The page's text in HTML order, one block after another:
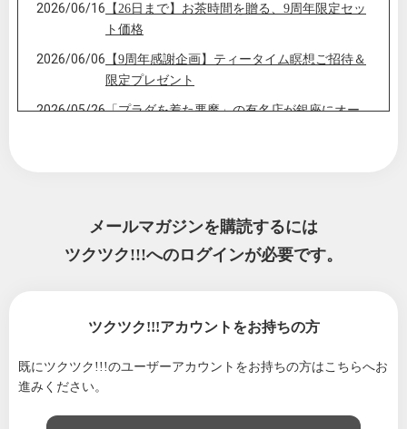
2026/06/16 【26日まで】お茶時間を贈る、9周年限定セッ
ト価格
2026/06/06 【9周年感謝企画】ティータイム瞑想ご招待＆
限定プレゼント
2026/05/26「プラダを着た悪魔」の有名店が銀座にオー
司とお茶
2026/01/072026年午年・馬とヨガの関係でひも解くティ
した
2025/10/22
りました｜HYDRAL YOGA TEA
メールマガジンを購読するには
ツクツク!!!へのログインが必要です。
ツクツク!!!アカウントをお持ちの方
既にツクツク!!!のユーザーアカウントをお持ちの方はこちらへお
進みください。